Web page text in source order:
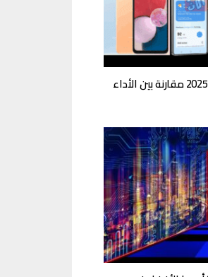
أفضل 5 هواتف سامسونج في 2025 مقارنة بين الأداء